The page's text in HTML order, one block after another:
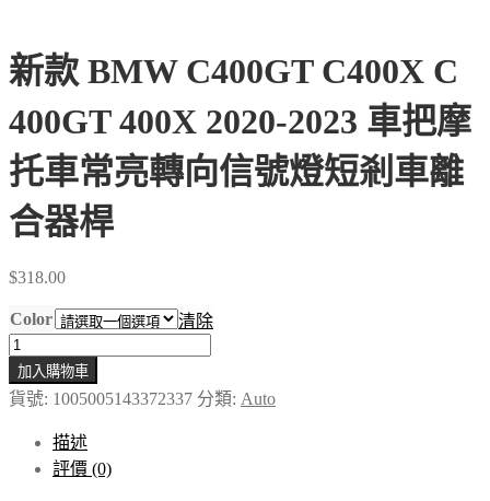
新款 BMW C400GT C400X C
400GT 400X 2020-2023 車把摩
托車常亮轉向信號燈短剎車離
合器桿
$318.00
Color
清除
新
款
BMW
C400X
400GT
加入購物車
貨號: 1005005143372337 分類: Auto
描述
評價 (0)